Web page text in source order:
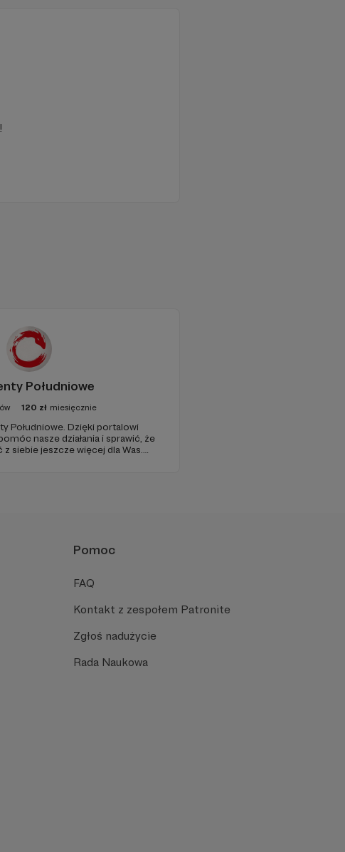
Południowe
120 zł miesięcznie
Południowe. Dzięki portalowi
nasze działania i sprawić, że
siebie jeszcze więcej dla Was.
Pomoc
FAQ
Kontakt z zespołem Patronite
Zgłoś nadużycie
Rada Naukowa